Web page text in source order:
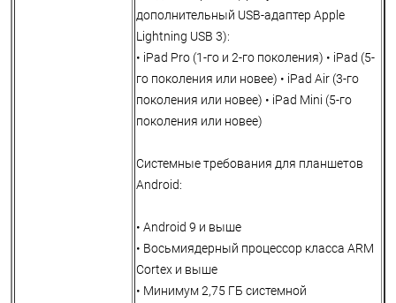
дополнительный USB-адаптер Apple
Lightning USB 3):
• iPad Pro (1-го и 2-го поколения) • iPad (5-
го поколения или новее) • iPad Air (3-го
поколения или новее) • iPad Mini (5-го
поколения или новее)
Системные требования для планшетов
Android:
• Android 9 и выше
• Восьмиядерный процессор класса ARM
Cortex и выше
• Минимум 2,75 ГБ системной